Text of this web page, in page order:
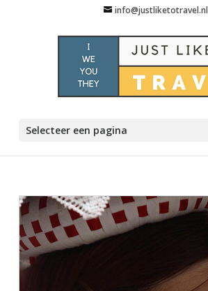
info@justliketotravel.nl
Selecteer een pagina